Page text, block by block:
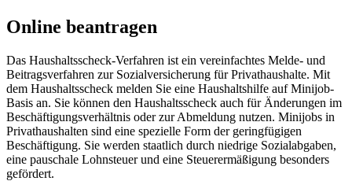
Online beantragen
Das Haushaltsscheck-Verfahren ist ein vereinfachtes Melde- und
Beitragsverfahren zur Sozialversicherung für Privathaushalte. Mit
dem Haushaltsscheck melden Sie eine Haushaltshilfe auf Minijob-
Basis an. Sie können den Haushaltsscheck auch für Änderungen im
Beschäftigungsverhältnis oder zur Abmeldung nutzen. Minijobs in
Privathaushalten sind eine spezielle Form der geringfügigen
Beschäftigung. Sie werden staatlich durch niedrige Sozialabgaben,
eine pauschale Lohnsteuer und eine Steuerermäßigung besonders
gefördert.